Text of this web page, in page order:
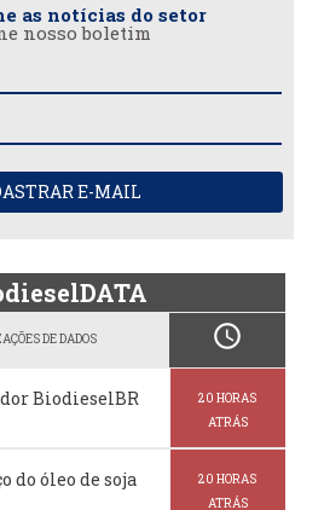
as notícias do setor
nosso boletim
E-MAIL
DE DADOS schedule
BiodieselBR
20 HORAS
ATRÁS
do óleo de soja
20 HORAS
ATRÁS